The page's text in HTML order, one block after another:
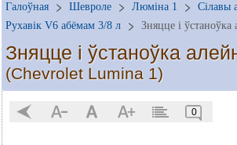
Галоўная Шевроле Люміна 1
Сілавы
Рухавік V6 абёмам 3/8 л
Зняцце і
Зняцце і ўстаноўка
(Chevrolet Lumina 1)
0